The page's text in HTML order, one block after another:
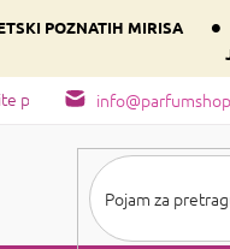
POZNATIH MIRISA •
parfem svog srca prema